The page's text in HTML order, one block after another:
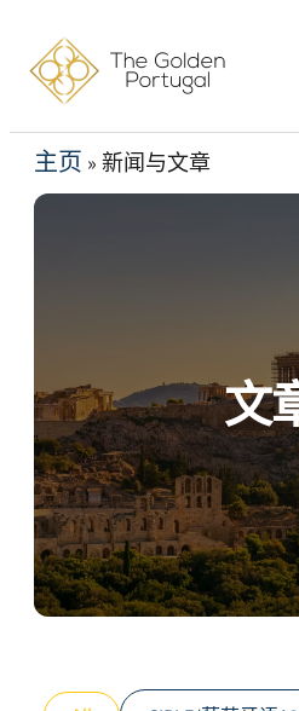
主页 » 新闻与文章
文